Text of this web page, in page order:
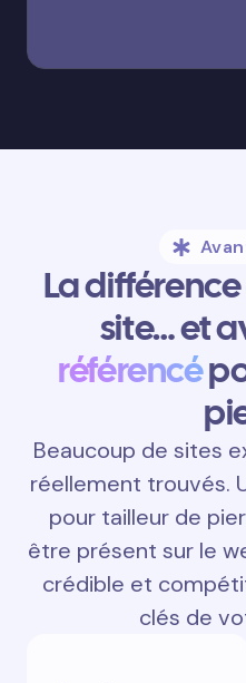
La
site… et
référencé
Beaucoup de sites
réellement trouvés.
pour tailleur de
être présent sur le
crédible et
clés de